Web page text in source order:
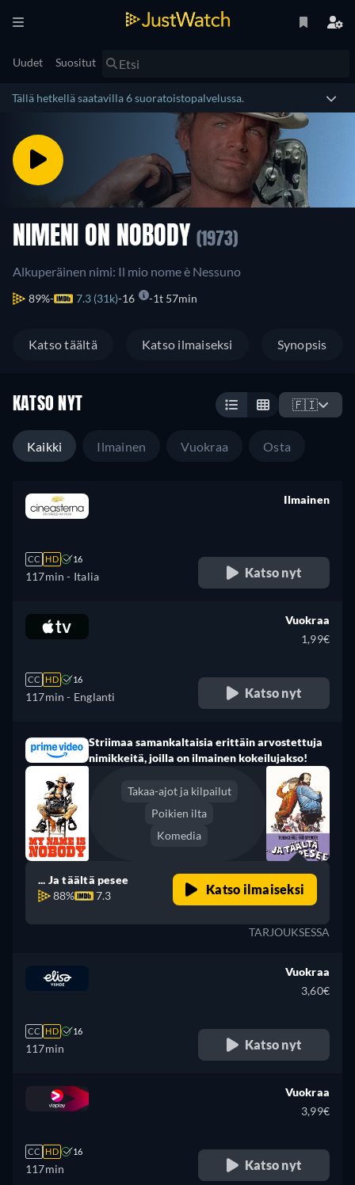
Uudet Suositut
Tällä hetkellä saatavilla 6 suoratoistopalvelussa.
NIMENI ON NOBODY (1973)
Alkuperäinen nimi: Il mio nome è Nessuno
89% 7.3 (31k) 16 1t 57min
Katso täältä Katso ilmaiseksi Synopsis
KATSO NYT 🇫🇮
Kaikki Ilmainen Vuokraa Osta
CC HD 16
117min - Italia
Ilmainen
Katso nyt
CC HD 16
117min - Englanti
Vuokraa
1,99€
Katso nyt
Striimaa samankaltaisia erittäin arvostettuja
nimikkeitä, joilla on ilmainen kokeilujakso!
Takaa-ajot ja kilpailut
Poikien ilta
Komedia
... Ja täältä pesee
88%
7.3 Katso ilmaiseksi
TARJOUKSESSA
CC HD 16
117min
Vuokraa
3,60€
Katso nyt
CC HD 16
117min
Vuokraa
3,99€
Katso nyt